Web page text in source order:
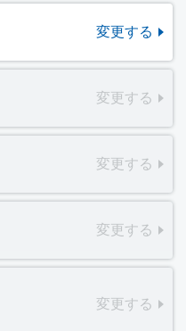
変更する
変更する
変更する
変更する
変更する